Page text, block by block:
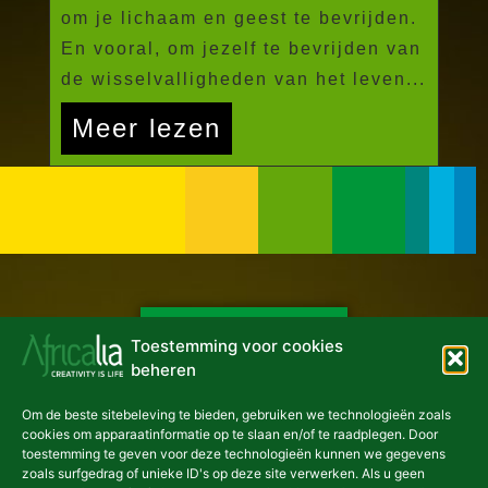
Toestemming voor cookies
beheren
Om de beste sitebeleving te bieden, gebruiken we technologieën zoals
cookies om apparaatinformatie op te slaan en/of te raadplegen. Door
toestemming te geven voor deze technologieën kunnen we gegevens
zoals surfgedrag of unieke ID's op deze site verwerken. Als u geen
om je lichaam en geest te bevrijden.
En vooral, om jezelf te bevrijden van
de wisselvalligheden van het leven...
Meer lezen
NIEUWSBRIEF
asbl Africalia vzw